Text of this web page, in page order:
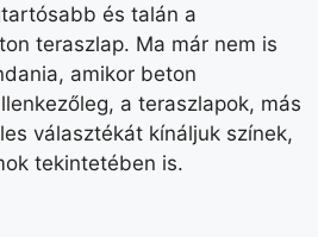
és talán a
teraszlap. Ma már nem is
amikor beton
a teraszlapok, más
választékát kínáljuk színek,
tekintetében is.